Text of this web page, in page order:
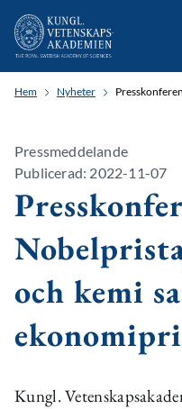
Hem Nyheter Presskonferens
Pressmeddelande
Publicerad: 2022-11-07
och kemi
Kungl.